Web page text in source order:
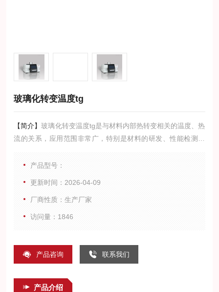
玻璃化转变温度tg
【简介】玻璃化转变温度tg是与材料内部热转变相关的温度、热
流的关系，应用范围非常广，特别是材料的研发、性能检测与
变、熔融、结晶、热稳定性、固化/交联、氧化诱导期等，都是
产品型号：
更新时间：2026-04-09
厂商性质：生产厂家
访问量：1846
产品咨询 联系我们
产品介绍